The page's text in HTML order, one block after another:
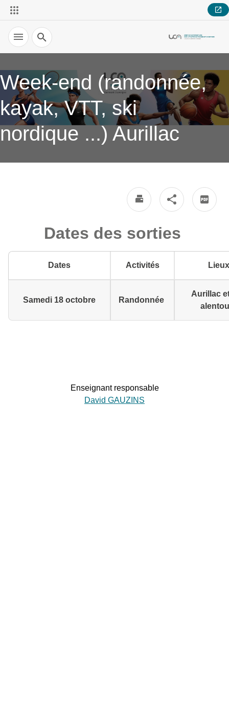
Recherche
Week-end (randonnée,
kayak, VTT, ski
nordique ...) Aurillac
Dates des sorties
Dates Activités Lieux
Samedi 18 octobre Randonnée
Aurillac
Enseignant responsable
David GAUZINS